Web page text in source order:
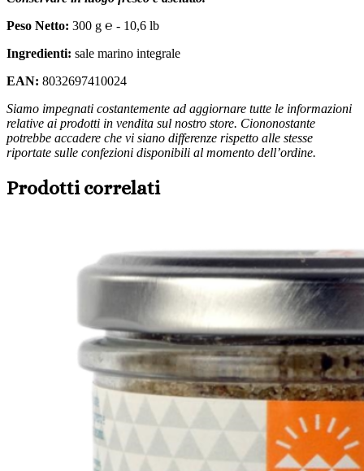
Peso Netto: 300 g ℮ - 10,6 lb
Ingredienti: sale marino integrale
EAN: 8032697410024
Siamo impegnati costantemente ad aggiornare tutte le informazioni
relative ai prodotti in vendita sul nostro store. Ciononostante
potrebbe accadere che vi siano differenze rispetto alle stesse
riportate sulle confezioni disponibili al momento dell’ordine.
Prodotti correlati